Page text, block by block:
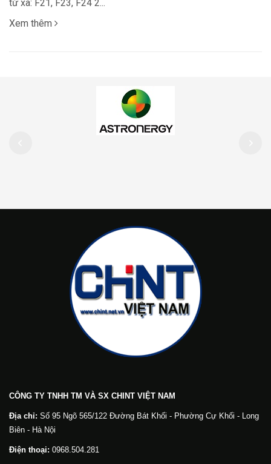
từ xa: F21, F23, F24 2...
Xem thêm
CÔNG TY TNHH TM VÀ SX CHINT VIỆT NAM
Địa chỉ: Số 95 Ngõ 565/122 Đường Bát Khối - Phường Cự Khối - Long
Biên - Hà Nội
Điện thoại: 0968.504.281